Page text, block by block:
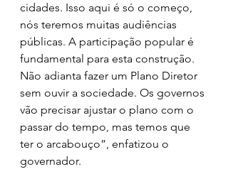
cidades. Isso aqui é só o começo,
nós teremos muitas audiências
públicas. A participação popular é
fundamental para esta construção.
Não adianta fazer um Plano Diretor
sem ouvir a sociedade. Os governos
vão precisar ajustar o plano com o
passar do tempo, mas temos que
ter o arcabouço”, enfatizou o
governador.